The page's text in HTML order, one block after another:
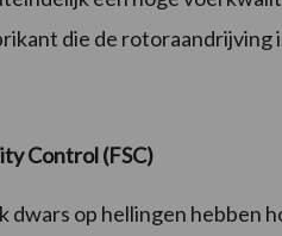
die de
Control (FSC)
dwars op hellingen hebben